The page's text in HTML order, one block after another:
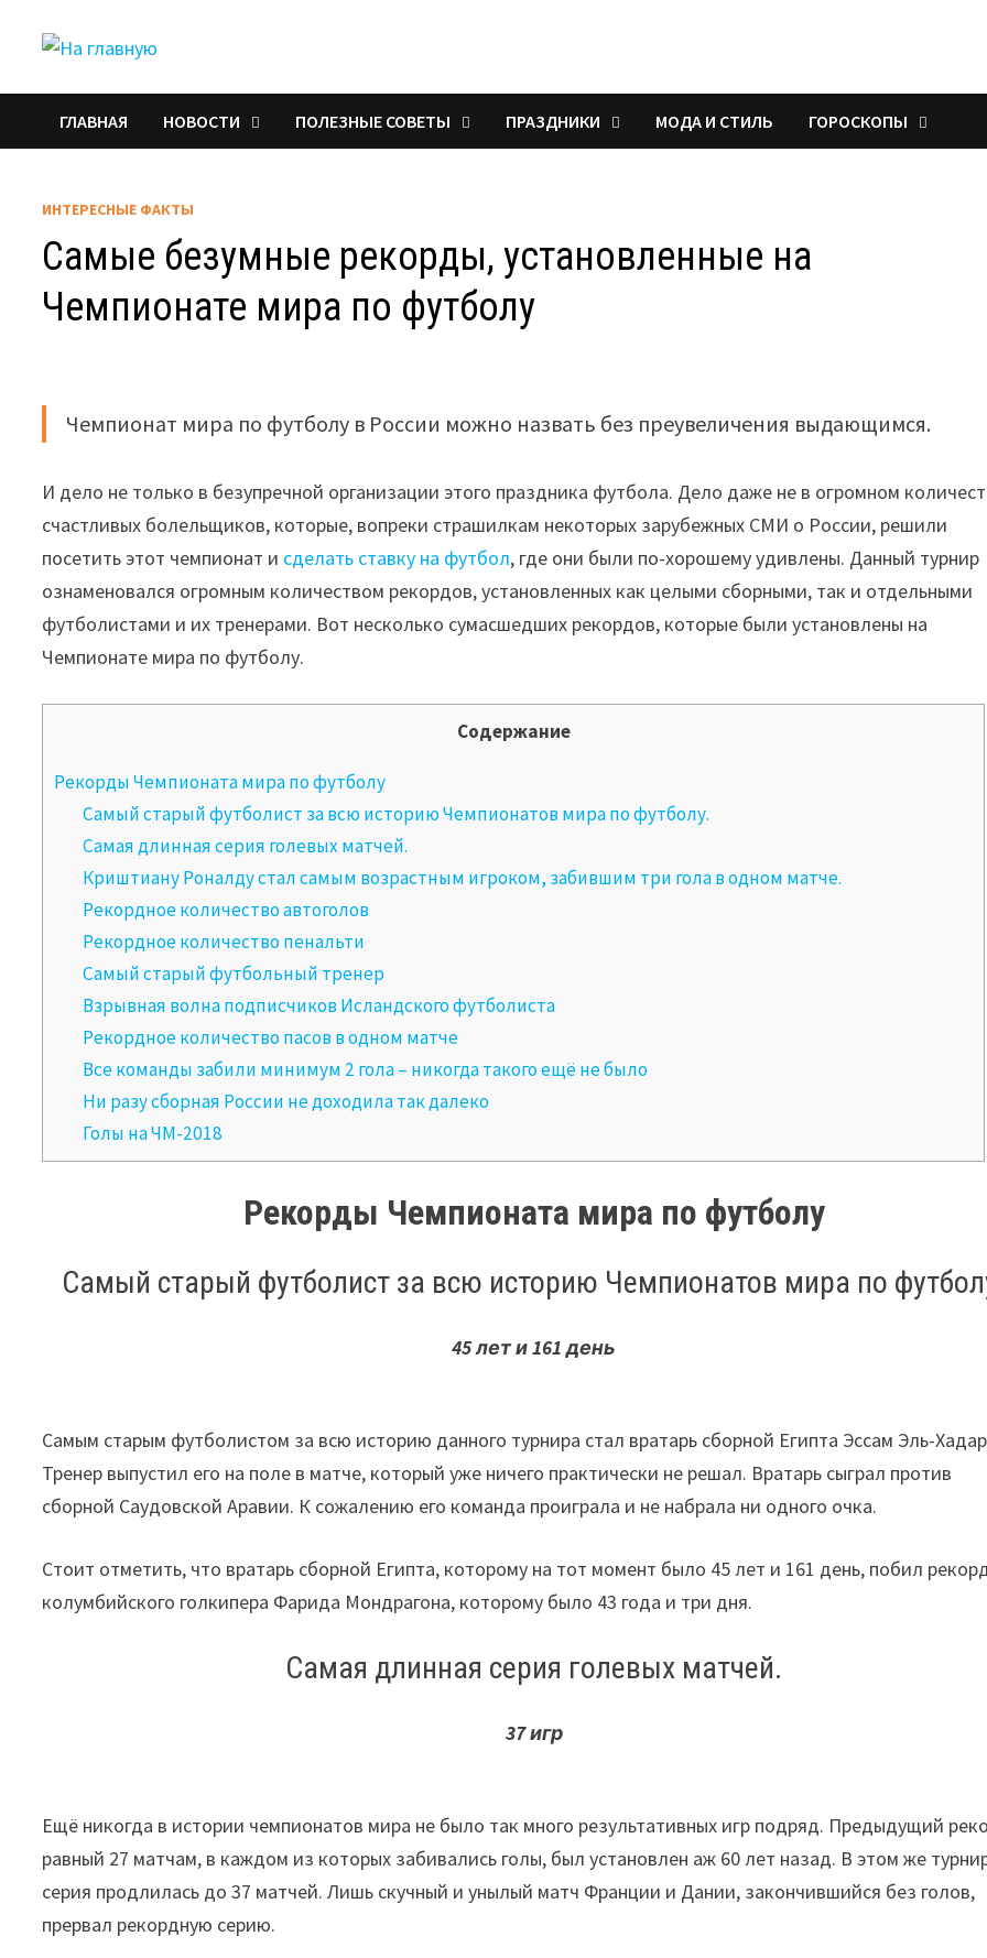
ГЛАВНАЯ НОВОСТИ ПОЛЕЗНЫЕ СОВЕТЫ ПРАЗДНИКИ МОДА И СТИЛЬ ГОРОСКОПЫ
ИНТЕРЕСНЫЕ ФАКТЫ
Самые безумные рекорды, установленные на
Чемпионате мира по футболу
Чемпионат мира по футболу в России можно назвать без преувеличения выдающимся.
И дело не только в безупречной организации этого праздника футбола. Дело даже не в огромном
счастливых болельщиков, которые, вопреки страшилкам некоторых зарубежных СМИ о России, решили
посетить этот чемпионат и сделать ставку на футбол, где они были по-хорошему удивлены. Данный турнир
ознаменовался огромным количеством рекордов, установленных как целыми сборными, так и отдельными
футболистами и их тренерами. Вот несколько сумасшедших рекордов, которые были установлены на
Чемпионате мира по футболу.
Содержание
Рекорды Чемпионата мира по футболу
Самый старый футболист за всю историю Чемпионатов мира по футболу.
Самая длинная серия голевых матчей.
Криштиану Роналду стал самым возрастным игроком, забившим три гола в одном матче.
Рекордное количество автоголов
Рекордное количество пенальти
Самый старый футбольный тренер
Взрывная волна подписчиков Исландского футболиста
Рекордное количество пасов в одном матче
Все команды забили минимум 2 гола – никогда такого ещё не было
Ни разу сборная России не доходила так далеко
Голы на ЧМ-2018
Рекорды Чемпионата мира по футболу
Самый старый футболист за всю историю Чемпионатов мира по
45 лет и 161 день
Самым старым футболистом за всю историю данного турнира стал вратарь сборной Египта Эссам Эль-
Тренер выпустил его на поле в матче, который уже ничего практически не решал. Вратарь сыграл против
сборной Саудовской Аравии. К сожалению его команда проиграла и не набрала ни одного очка.
Стоит отметить, что вратарь сборной Египта, которому на тот момент было 45 лет и 161 день, побил
колумбийского голкипера Фарида Мондрагона, которому было 43 года и три дня.
Самая длинная серия голевых матчей.
37 игр
Ещё никогда в истории чемпионатов мира не было так много результативных игр подряд. Предыдущий
равный 27 матчам, в каждом из которых забивались голы, был установлен аж 60 лет назад. В этом же
серия продлилась до 37 матчей. Лишь скучный и унылый матч Франции и Дании, закончившийся без голов,
прервал рекордную серию.